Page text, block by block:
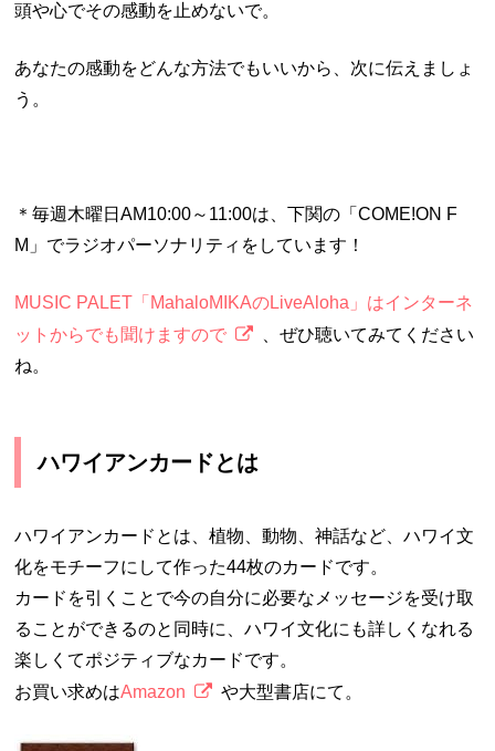
頭や心でその感動を止めないで。
あなたの感動をどんな方法でもいいから、次に伝えましょ
う。
＊毎週木曜日AM10:00～11:00は、下関の「COME!ON F
M」でラジオパーソナリティをしています！
MUSIC PALET「MahaloMIKAのLiveAloha」はインターネ
ットからでも聞けますので
、ぜひ聴いてみてください
ね。
ハワイアンカードとは
ハワイアンカードとは、植物、動物、神話など、ハワイ文
化をモチーフにして作った44枚のカードです。
カードを引くことで今の自分に必要なメッセージを受け取
ることができるのと同時に、ハワイ文化にも詳しくなれる
楽しくてポジティブなカードです。
お買い求めはAmazon や大型書店にて。